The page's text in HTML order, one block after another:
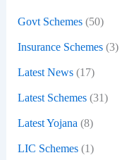
Govt Schemes(50)
Insurance Schemes(3)
Latest News(17)
Latest Schemes(31)
Latest Yojana (8)
LIC Schemes(1)